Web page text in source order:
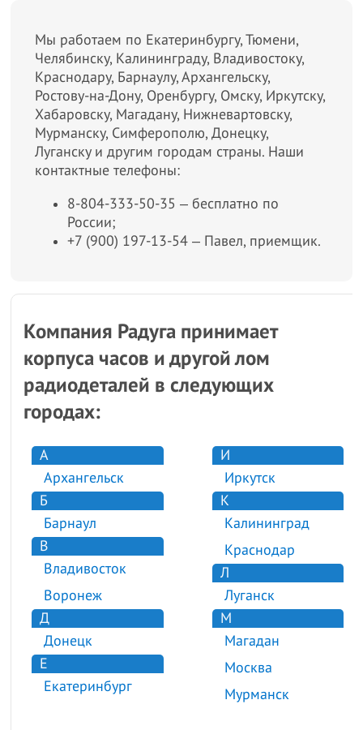
Мы работаем по Екатеринбургу, Тюмени,
Челябинску, Калининграду, Владивостоку,
Краснодару, Барнаулу, Архангельску,
Ростову-на-Дону, Оренбургу, Омску, Иркутску,
Хабаровску, Магадану, Нижневартовску,
Мурманску, Симферополю, Донецку,
Луганску и другим городам страны. Наши
контактные телефоны:
8-804-333-50-35 ‒ бесплатно по
России;
+7 (900) 197-13-54 ‒ Павел, приемщик.
Компания Радуга принимает
корпуса часов и другой лом
радиодеталей в следующих
городах:
А
Архангельск
Б
Барнаул
В
Владивосток
Воронеж
Д
Донецк
Е
Екатеринбург
И
Иркутск
К
Калининград
Краснодар
Л
Луганск
М
Магадан
Москва
Мурманск